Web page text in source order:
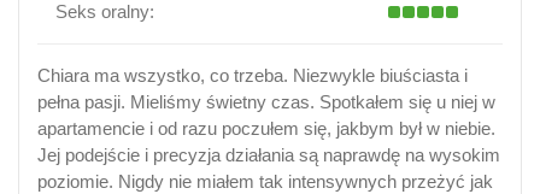
Seks oralny:
Chiara ma wszystko, co trzeba. Niezwykle biuściasta i
pełna pasji. Mieliśmy świetny czas. Spotkałem się u niej w
apartamencie i od razu poczułem się, jakbym był w niebie.
Jej podejście i precyzja działania są naprawdę na wysokim
poziomie. Nigdy nie miałem tak intensywnych przeżyć jak